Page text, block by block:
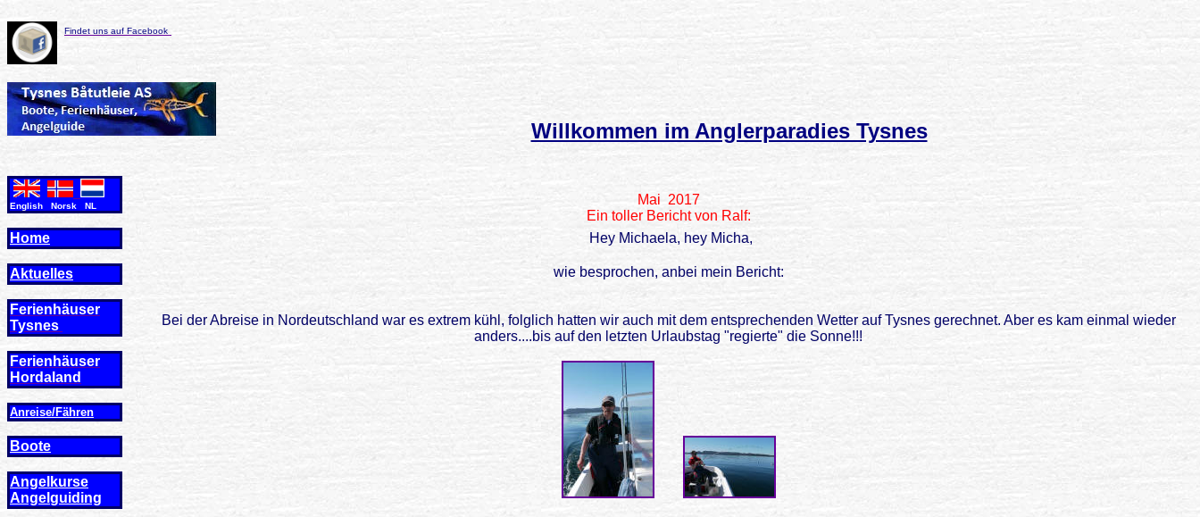
Findet uns auf Facebook
Willkommen im Anglerparadies Tysnes
English Norsk NL
Home
Aktuelles
Ferienhäuser
Tysnes
Ferienhäuser
Hordaland
Anreise/Fähren
Boote
Angelkurse
Angel guiding
Mai 2017
Ein toller Bericht von Ralf:
Hey Michaela, hey Micha,
wie besprochen, anbei mein Bericht:
Bei der Abreise in Nordeutschland war es extrem kühl, folglich hatten wir auch mit dem entsprechenden Wetter auf Tysnes gerechnet. Aber es kam einmal wieder
anders....bis auf den letzten Urlaubstag "regierte" die Sonne!!!